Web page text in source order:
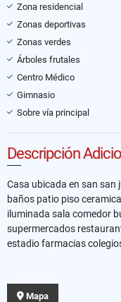
Zona residencial
Zonas deportivas
Zonas verdes
Árboles frutales
Centro Médico
Gimnasio
Sobre vía principal
Descripción
Casa ubicada en san san
baños patio piso
iluminada sala comedor
supermercados
estadio farmacias
Mapa